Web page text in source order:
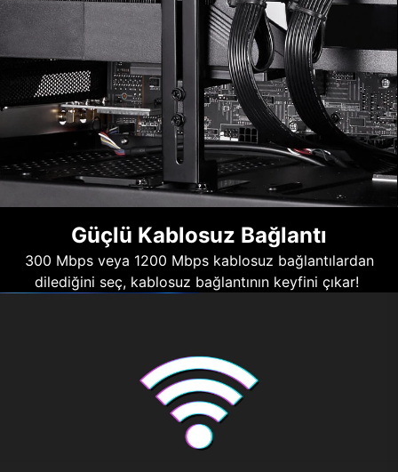
Güçlü Kablosuz Bağlantı
300 Mbps veya 1200 Mbps kablosuz bağlantılardan
dilediğini seç, kablosuz bağlantının keyfini çıkar!